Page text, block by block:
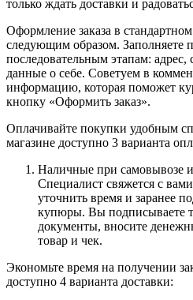
только ждать доставки и
Оформление заказа в
следующим образом. Заполняете
последовательным этапам: адрес,
данные о себе. Советуем в
информацию, которая поможет
кнопку «Оформить заказ».
Оплачивайте покупки удобным
магазине доступно 3 варианта
Наличные при самовывозе
Специалист свяжется с
уточнить время и заранее
купюры. Вы подписываете
документы, вносите
товар и чек.
Экономьте время на получении
доступно 4 варианта доставки: